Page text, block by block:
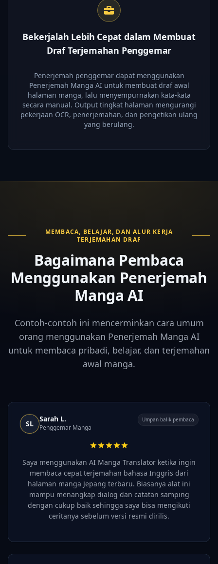
Bekerjalah Lebih Cepat dalam Membuat
Draf Terjemahan Penggemar
Penerjemah penggemar dapat menggunakan
Penerjemah Manga AI untuk membuat draf awal
halaman manga, lalu menyempurnakan kata-kata
secara manual. Output tingkat halaman mengurangi
pekerjaan OCR, penerjemahan, dan pengetikan ulang
yang berulang.
MEMBACA, BELAJAR, DAN ALUR KERJA
TERJEMAHAN DRAF
Bagaimana Pembaca
Menggunakan Penerjemah
Manga AI
Contoh-contoh ini mencerminkan cara umum
orang menggunakan Penerjemah Manga AI
untuk membaca pribadi, belajar, dan terjemahan
awal manga.
SL
Sarah L.
Penggemar Manga
Umpan balik pembaca
Saya menggunakan AI Manga Translator ketika ingin
membaca cepat terjemahan bahasa Inggris dari
halaman manga Jepang terbaru. Biasanya alat ini
mampu menangkap dialog dan catatan samping
dengan cukup baik sehingga saya bisa mengikuti
ceritanya sebelum versi resmi dirilis.